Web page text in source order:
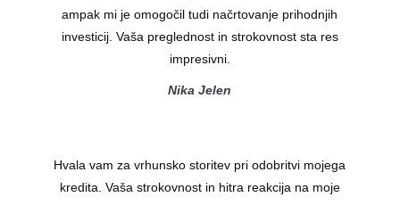
ampak mi je omogočil tudi načrtovanje prihodnjih
investicij. Vaša preglednost in strokovnost sta res
impresivni.
Nika Jelen
Hvala vam za vrhunsko storitev pri odobritvi mojega
kredita. Vaša strokovnost in hitra reakcija na moje